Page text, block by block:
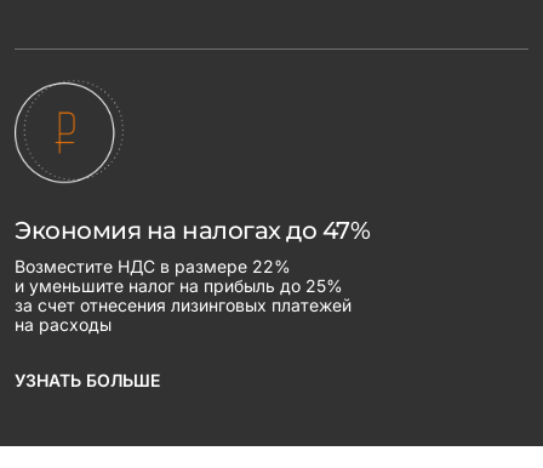
Экономия на налогах до 47%
Возместите НДС в размере 22%
и уменьшите налог на прибыль до 25%
за счет отнесения лизинговых платежей
на расходы
УЗНАТЬ БОЛЬШЕ